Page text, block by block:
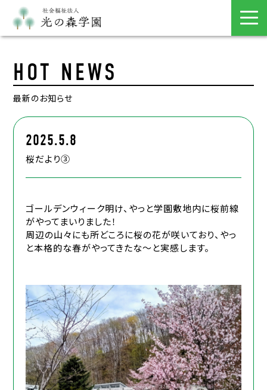
HOT NEWS
最新のお知らせ
2025.5.8
桜だより③
ゴールデンウィーク明け、やっと学園敷地内に桜前線
がやってまいりました！
周辺の山々にも所どころに桜の花が咲いており、やっ
と本格的な春がやってきたな～と実感します。